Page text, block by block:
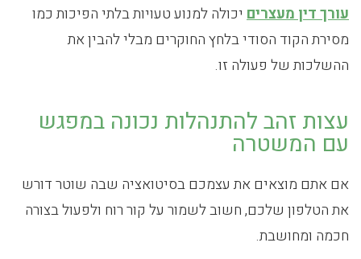
עורך דין מעצרים יכולה למנוע טעויות בלתי הפיכות כמו
מסירת הקוד הסודי בלחץ החוקרים מבלי להבין את
ההשלכות של פעולה זו.
עצות זהב להתנהלות נכונה במפגש
עם המשטרה
אם אתם מוצאים את עצמכם בסיטואציה שבה שוטר דורש
את הטלפון שלכם, חשוב לשמור על קור רוח ולפעול בצורה
חכמה ומחושבת.